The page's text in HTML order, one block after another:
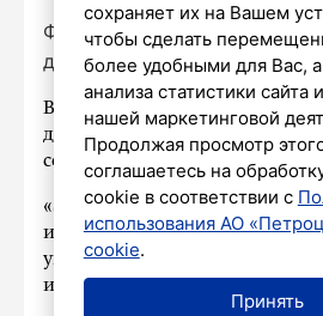
Фото: Дмитрий Фуфаев/
дневник»
В июле между Петербургом и
дополнительные поезда
сообщили в пресс-службе
«Заполняемость «Сапсанов»
июле достигла уже 100
увеличили количество
и Санкт-Петербургом», –
сохраняет их на Вашем
чтобы сделать
более удобными для Вас,
анализа статистики сайта
нашей маркетинговой
Продолжая просмотр
соглашаетесь на
cookie в соответствии с
использования АО
cookie.
Принять